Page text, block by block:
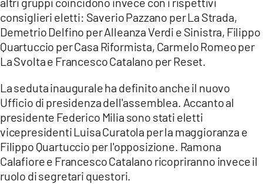
consiglieri eletti: Saverio Pazzano per La Strada,
Demetrio Delfino per Alleanza Verdi e Sinistra, Filippo
Quartuccio per Casa Riformista, Carmelo Romeo per
La Svolta e Francesco Catalano per Reset.
La seduta inaugurale ha definito anche il nuovo
Ufficio di presidenza dell'assemblea. Accanto al
presidente Federico Milia sono stati eletti
vicepresidenti Luisa Curatola per la maggioranza e
Filippo Quartuccio per l'opposizione. Ramona
Calafiore e Francesco Catalano ricopriranno invece il
ruolo di segretari questori.